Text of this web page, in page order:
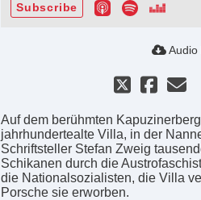
Subscribe
Audio
Auf dem berühmten
jahrhundertealte Villa, in der
Schriftsteller Stefan Zweig
Schikanen durch die
die Nationalsozialisten, die Villa
Porsche sie erworben.